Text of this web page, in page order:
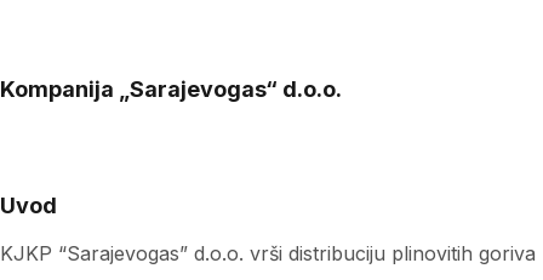
Kompanija „Sarajevogas“ d.o.o.
Uvod
KJKP “Sarajevogas” d.o.o. vrši distribuciju plinovitih goriva